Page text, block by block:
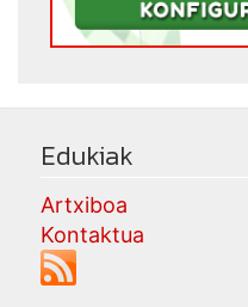
Edukiak
Artxiboa
Kontaktua